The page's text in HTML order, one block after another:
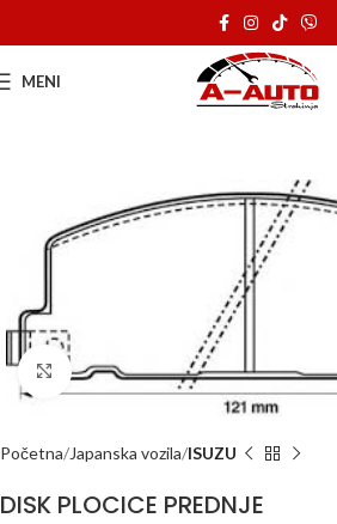
MENI
Klik za uvećanje
Početna Japanska vozila ISUZU
DISK PLOCICE PREDNJE